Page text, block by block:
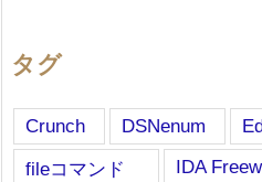
タグ
Crunch DSNenum
fileコマンド
IDA